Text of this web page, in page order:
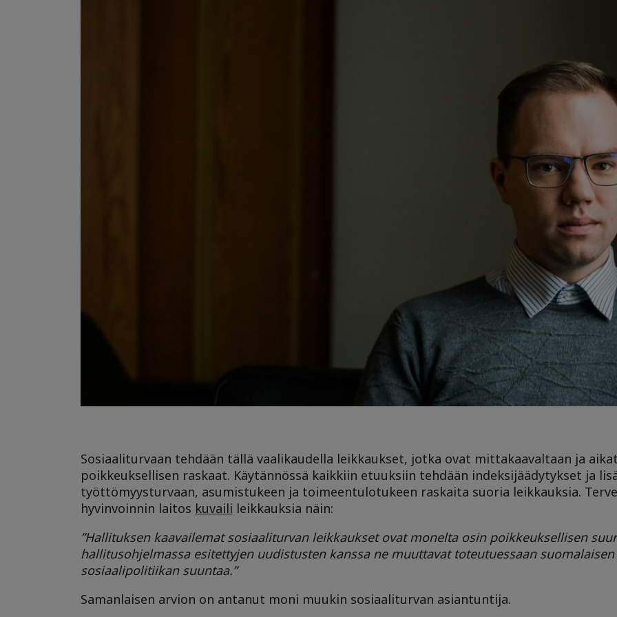
Sosiaaliturvaan tehdään tällä vaalikaudella leikkaukset, jotka ovat mittakaavaltaan ja
poikkeuksellisen raskaat. Käytännössä kaikkiin etuuksiin tehdään indeksijäädytykset ja
työttömyysturvaan, asumistukeen ja toimeentulotukeen raskaita suoria leikkauksia.
hyvinvoinnin laitos kuvaili leikkauksia näin:
”Hallituksen kaavailemat sosiaaliturvan leikkaukset ovat monelta osin poikkeuksellisen
hallitusohjelmassa esitettyjen uudistusten kanssa ne muuttavat toteutuessaan suomalaisen
sosiaalipolitiikan suuntaa.”
Samanlaisen arvion on antanut moni muukin sosiaaliturvan asiantuntija.